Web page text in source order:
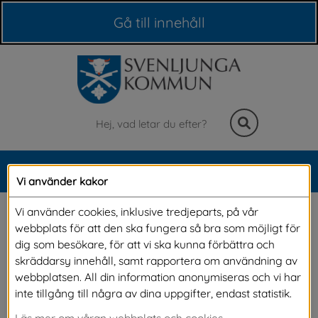
Gå till innehåll
Sök
Meny
Vuxenutbildning
Är du i behov av en förändring? Ta första
steget och kontakta oss på Lärcentrum. Vi kan
hjälpa dig vidare i arbetslivet, mot ett nytt yrke
Vi använder kakor
Vi använder cookies, inklusive tredjeparts, på vår
webbplats för att den ska fungera så bra som möjligt för
dig som besökare, för att vi ska kunna förbättra och
skräddarsy innehåll, samt rapportera om användning av
webbplatsen. All din information anonymiseras och vi har
inte tillgång till några av dina uppgifter, endast statistik.